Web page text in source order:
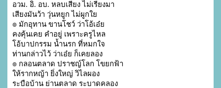
อวม. อิ. อบ. หลบเสียง ไม่เรียงมา
เสียงมันว้า วุ่นหยูก ไม่ผูกใย
๏ มักอุทาน ขานโชว์ ว่าโอ้เอ๋ย
คงคุ้นเคย คำอยู่ เพราะครูไหล
โอ้บาปกรรม น้ำนรก ที่หมกใจ
ท่านกล่าวไว้ ว่าเอ๋ย ก็เคยลอง
๏ กลอนตลาด ปราชญ์โลก โขยกฟ้า
ให้รากหญ้า ยิ่งใหญ่ วิไลผอง
ระบือบ้าน ย่านตลาด ระบาดคลอง